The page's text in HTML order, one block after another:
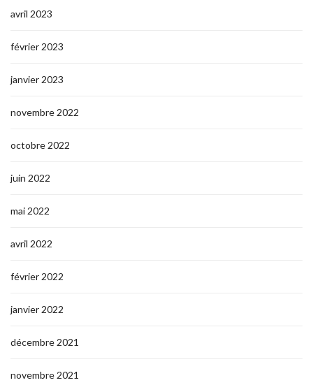
avril 2023
février 2023
janvier 2023
novembre 2022
octobre 2022
juin 2022
mai 2022
avril 2022
février 2022
janvier 2022
décembre 2021
novembre 2021